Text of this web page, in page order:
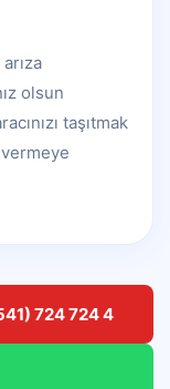
olsun
taşıtmak
724 724 4